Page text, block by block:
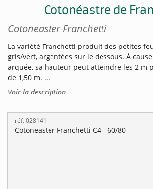
Cotonéastre de
Cotoneaster Franchetti
La variété Franchetti produit des petites
gris/vert, argentées sur le dessous. À
arquée, sa hauteur peut atteindre les 2 m
de 1,50 m. ...
Voir la description
réf. 028141
Cotoneaster Franchetti C4 - 60/80